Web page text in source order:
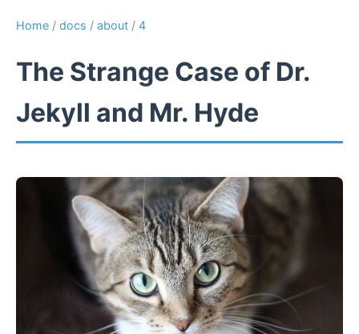
Home / docs / about / 4
The Strange Case of Dr.
Jekyll and Mr. Hyde